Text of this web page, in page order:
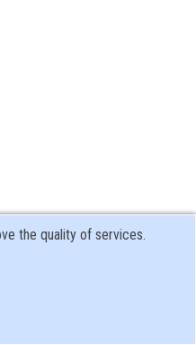
the quality of services.